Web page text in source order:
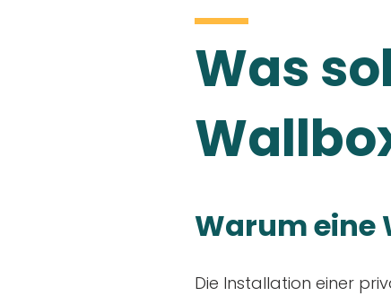
Was
Warum eine
Die Installation einer